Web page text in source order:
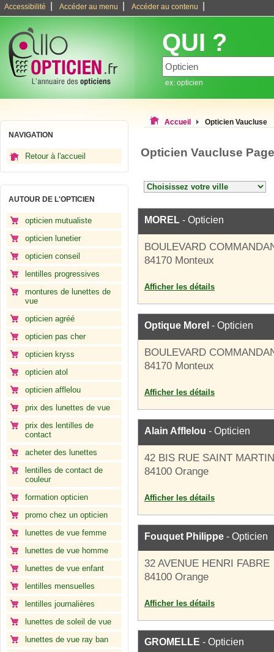
Accessibilité Accéder au menu Accéder au contenu
QUI ?
ex: opticien
NAVIGATION
Retour à l'accueil
AUTOUR DE L'OPTICIEN
opticien mutualiste
opticien lunetier
opticien conseil
lentilles progressives
montures de lunettes de
vue
opticien agréé
opticien pas cher
opticien kryss
opticien atol
opticien afflelou
prix des lunettes de vue
prix des lentilles de
contact
acheter des lunettes
lentilles de contact de
couleur
formation opticien
promo chez un opticien
lunettes de vue femme
lunettes de vue homme
lunettes de vue enfant
lentilles mensuelles
lentilles journalières
lunettes de soleil de vue
lunettes de vue ray ban
Accueil Opticien Vaucluse
Opticien Vaucluse
MOREL - Opticien
BOULEVARD
84170 Monteux
Afficher les détails
Optique Morel - Opticien
BOULEVARD
84170 Monteux
Afficher les détails
Alain Afflelou - Opticien
42 BIS RUE SAINT MARTIN
84100 Orange
Afficher les détails
Fouquet Philippe - Opticien
32 AVENUE HENRI FABRE
84100 Orange
Afficher les détails
GROMELLE - Opticien